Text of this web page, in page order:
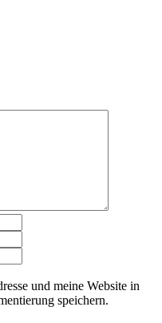
und meine Website in
speichern.